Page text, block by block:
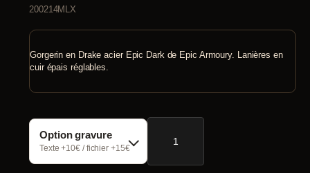
200214MLX
Gorgerin en Drake acier Epic Dark de Epic Armoury. Lanières en
cuir épais réglables.
Option gravure
Texte +10€ / fichier +15€
quantité
Gorgerin
Drake